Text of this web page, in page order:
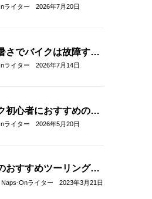
！夏のツーリングを快
ライター 2026年7月20日
さでバイクは故障す
こりやすいトラブルと
ライター 2026年7月14日
初心者におすすめの関
ツーリングコース10選
ライター 2026年5月20日
おすすめツーリングス
10選
Naps-Onライター 2023年3月21日